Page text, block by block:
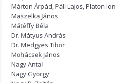
Márton Árpád, Páll Lajos, Platon Ion
Maszelka János
Mátéffy Béla
Dr. Mátyus András
Dr. Medgyes Tibor
Mohácsek János
Nagy Antal
Nagy György